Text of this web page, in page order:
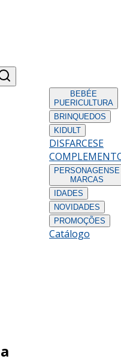
BEBÉE
PUERICULTURA
BRINQUEDOS
KIDULT
DISFARCESE
PERSONAGENS E
MARCAS
IDADES
NOVIDADES
PROMOÇÕES
Catálogo